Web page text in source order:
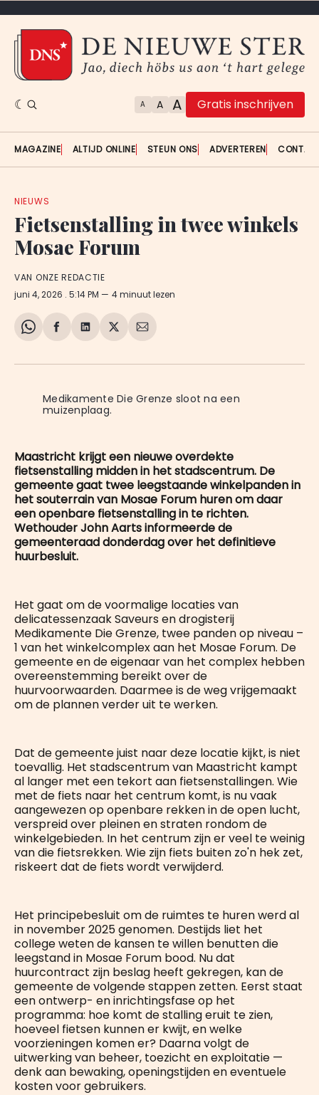
A A A Gratis inschrijven
MAGAZINE ALTIJD ONLINE STEUN ONS ADVERTEREN
NIEUWS
Fietsenstalling in twee winkels
Mosae Forum
VAN ONZE REDACTIE
juni 4, 2026 . 5:14 PM 4 minuut lezen
Share
WhatsApp
Delen
Facebook
Delen
LinkedIn
Share
X
Deel
E-
Medikamente Die Grenze sloot na een
muizenplaag.
Maastricht krijgt een nieuwe overdekte
fietsenstalling midden in het stadscentrum. De
gemeente gaat twee leegstaande winkelpanden in
het souterrain van Mosae Forum huren om daar
een openbare fietsenstalling in te richten.
Wethouder John Aarts informeerde de
gemeenteraad donderdag over het definitieve
huurbesluit.
Het gaat om de voormalige locaties van
delicatessenzaak Saveurs en drogisterij
Medikamente Die Grenze, twee panden op niveau –
1 van het winkelcomplex aan het Mosae Forum. De
gemeente en de eigenaar van het complex hebben
overeenstemming bereikt over de
huurvoorwaarden. Daarmee is de weg vrijgemaakt
om de plannen verder uit te werken.
Dat de gemeente juist naar deze locatie kijkt, is niet
toevallig. Het stadscentrum van Maastricht kampt
al langer met een tekort aan fietsenstallingen. Wie
met de fiets naar het centrum komt, is nu vaak
aangewezen op openbare rekken in de open lucht,
verspreid over pleinen en straten rondom de
winkelgebieden. In het centrum zijn er veel te weinig
van die fietsrekken. Wie zijn fiets buiten zo'n hek zet,
riskeert dat de fiets wordt verwijderd.
Het principebesluit om de ruimtes te huren werd al
in november 2025 genomen. Destijds liet het
college weten de kansen te willen benutten die
leegstand in Mosae Forum bood. Nu dat
huurcontract zijn beslag heeft gekregen, kan de
gemeente de volgende stappen zetten. Eerst staat
een ontwerp- en inrichtingsfase op het
programma: hoe komt de stalling eruit te zien,
hoeveel fietsen kunnen er kwijt, en welke
voorzieningen komen er? Daarna volgt de
uitwerking van beheer, toezicht en exploitatie —
denk aan bewaking, openingstijden en eventuele
kosten voor gebruikers.